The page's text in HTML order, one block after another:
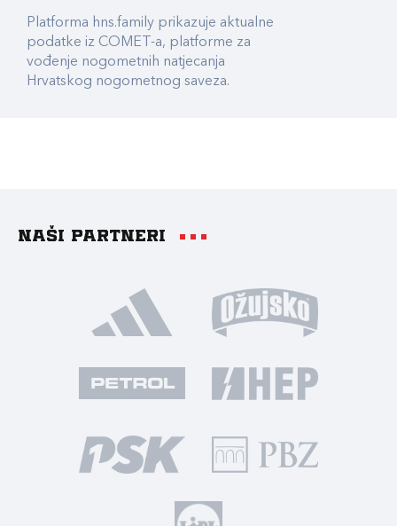
Platforma hns.family prikazuje aktualne
podatke iz COMET-a, platforme za
vođenje nogometnih natjecanja
Hrvatskog nogometnog saveza.
Naši partneri